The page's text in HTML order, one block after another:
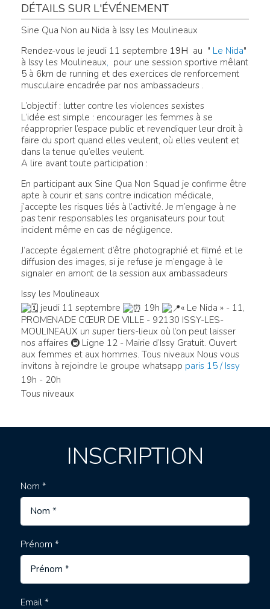
DÉTAILS SUR L'ÉVÉNEMENT
Sine Qua Non au Nida à Issy les Moulineaux
Rendez-vous le jeudi 11 septembre 19H au " Le Nida"
à Issy les Moulineaux, pour une session sportive mêlant
5 à 6km de running et des exercices de renforcement
musculaire encadrée par nos ambassadeurs .
L’objectif : lutter contre les violences sexistes
L’idée est simple : encourager les femmes à se
réapproprier l’espace public et revendiquer leur droit à
faire du sport quand elles veulent, où elles veulent et
dans la tenue qu’elles veulent.
A lire avant toute participation :
En participant aux Sine Qua Non Squad je confirme être
apte à courir et sans contre indication médicale,
j’accepte les risques liés à l’activité. Je m’engage à ne
pas tenir responsables les organisateurs pour tout
incident même en cas de négligence.
J’accepte également d’être photographié et filmé et le
diffusion des images, si je refuse je m’engage à le
signaler en amont de la session aux ambassadeurs
Issy les Moulineaux
jeudi 11 septembre
19h
« Le Nida » - 11,
PROMENADE CŒUR DE VILLE - 92130 ISSY-LES-
MOULINEAUX un super tiers-lieux où l’on peut laisser
nos affaires 🚇 Ligne 12 - Mairie d’Issy Gratuit. Ouvert
aux femmes et aux hommes. Tous niveaux Nous vous
invitons à rejoindre le groupe whatsapp paris 15 / Issy
19h - 20h
Tous niveaux
INSCRIPTION
Nom *
Prénom *
Email *